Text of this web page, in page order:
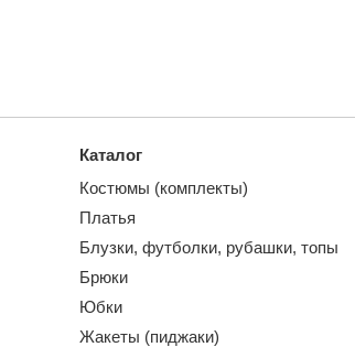
Каталог
Костюмы (комплекты)
Платья
Блузки, футболки, рубашки, топы
Брюки
Юбки
Жакеты (пиджаки)